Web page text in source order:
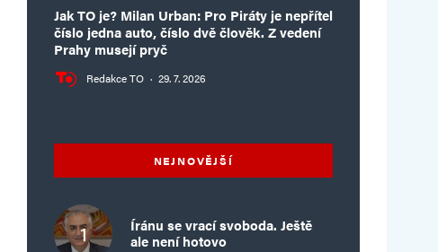
Jak TO je? Milan Urban: Pro Piráty je nepřítel
číslo jedna auto, číslo dvě člověk. Z vedení
Prahy musejí pryč
Redakce TO · 29. 7. 2026
NEJNOVĚJŠÍ
Íránu se vrací svoboda. Ještě
ale není hotovo